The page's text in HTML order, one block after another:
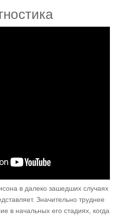
в далеко зашедших случаях
Значительно труднее
в начальных его стадиях, когда